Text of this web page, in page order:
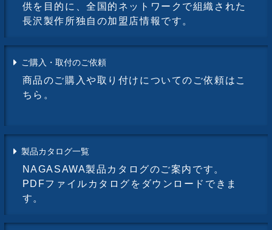
供を目的に、全国的ネットワークで組織された
長沢製作所独自の加盟店情報です。
ご購入・取付のご依頼
商品のご購入や取り付けについてのご依頼はこ
ちら。
製品カタログ一覧
NAGASAWA製品カタログのご案内です。
PDFファイルカタログをダウンロードできま
す。